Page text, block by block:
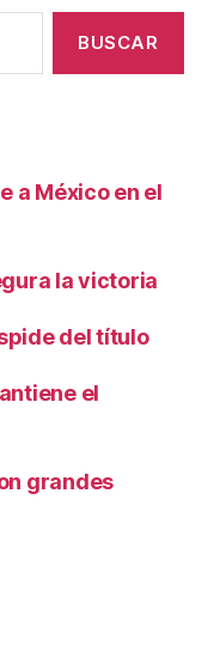
a México en el
la victoria
del título
el
grandes